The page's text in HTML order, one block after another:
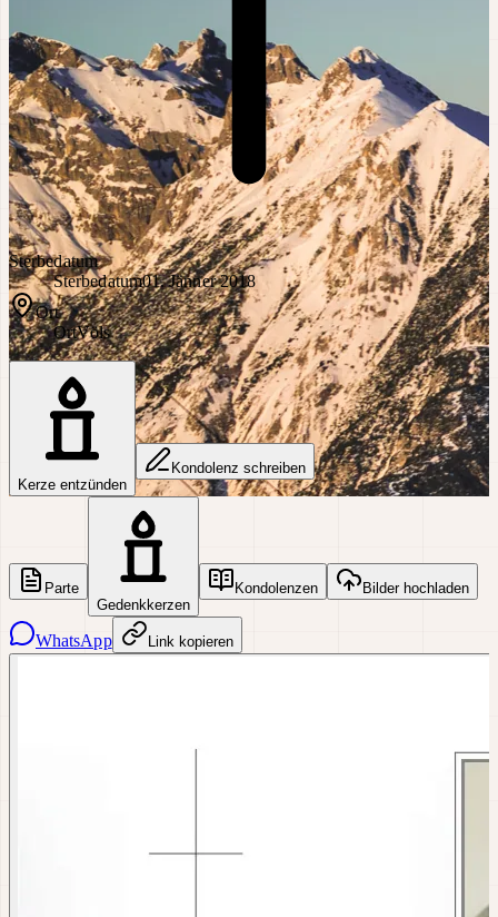
Sterbedatum
Sterbedatum01. Jänner 2018
Ort
OrtVöls
Kerze entzünden
Kondolenz schreiben
Parte
Gedenkkerzen
Kondolenzen Bilder hochladen
WhatsApp Link kopieren